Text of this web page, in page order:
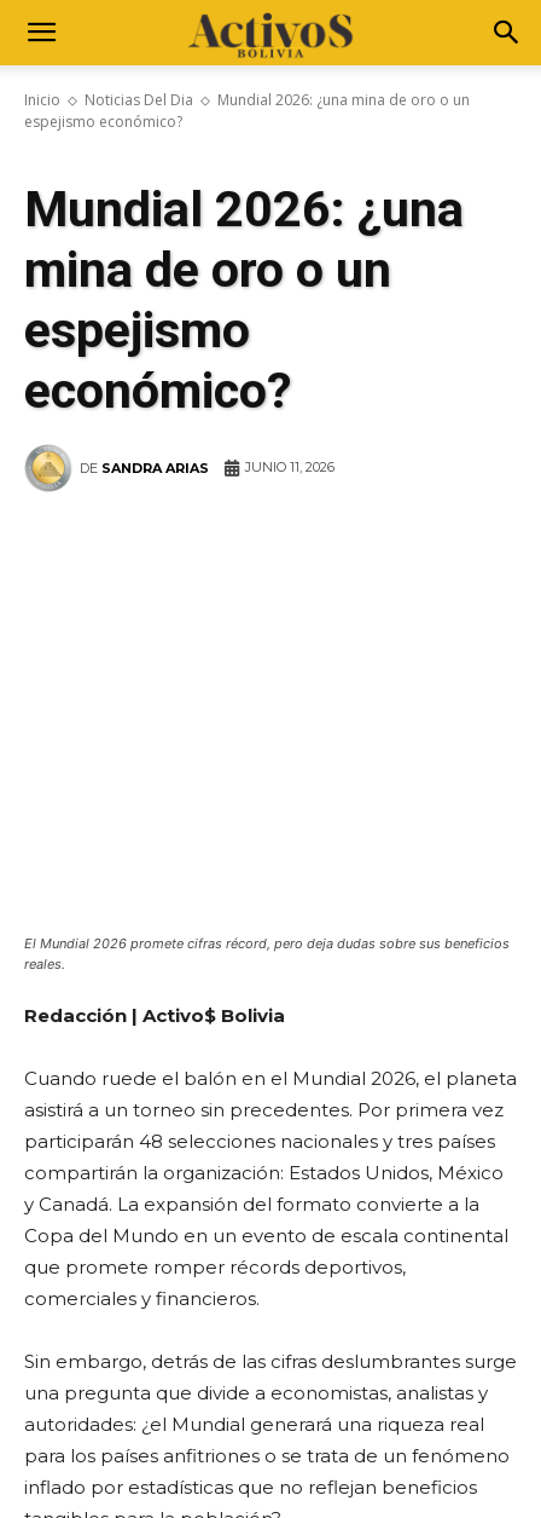
Inicio Noticias Del Dia
Mundial 2026: ¿una mina de oro o un
espejismo económico?
Mundial 2026: ¿una
mina de oro o un
espejismo
económico?
DE SANDRA ARIAS JUNIO 11, 2026
El Mundial 2026 promete cifras récord, pero deja dudas sobre sus beneficios
reales.
Redacción | Activo$ Bolivia
Cuando ruede el balón en el Mundial 2026, el planeta
asistirá a un torneo sin precedentes. Por primera vez
participarán 48 selecciones nacionales y tres países
compartirán la organización: Estados Unidos, México
y Canadá. La expansión del formato convierte a la
Copa del Mundo en un evento de escala continental
que promete romper récords deportivos,
comerciales y financieros.
Sin embargo, detrás de las cifras deslumbrantes surge
una pregunta que divide a economistas, analistas y
autoridades: ¿el Mundial generará una riqueza real
para los países anfitriones o se trata de un fenómeno
inflado por estadísticas que no reflejan beneficios